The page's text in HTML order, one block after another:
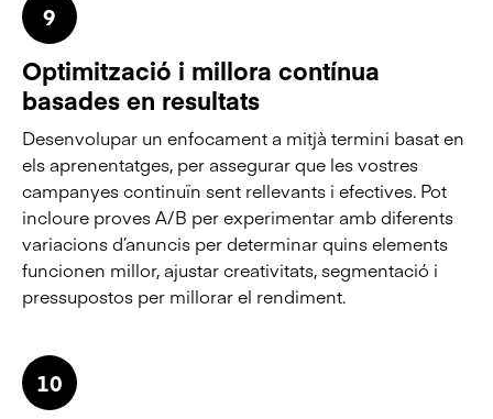
9
Optimització i millora contínua
basades en resultats
Desenvolupar un enfocament a mitjà termini basat en
els aprenentatges, per assegurar que les vostres
campanyes continuïn sent rellevants i efectives. Pot
incloure proves A/B per experimentar amb diferents
variacions d’anuncis per determinar quins elements
funcionen millor, ajustar creativitats, segmentació i
pressupostos per millorar el rendiment.
10